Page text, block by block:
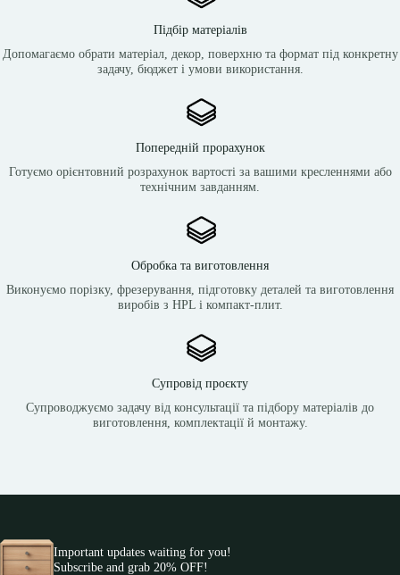
Підбір матеріалів
Допомагаємо обрати матеріал, декор, поверхню та формат під конкретну
задачу, бюджет і умови використання.
Попередній прорахунок
Готуємо орієнтовний розрахунок вартості за вашими кресленнями або
технічним завданням.
Обробка та виготовлення
Виконуємо порізку, фрезерування, підготовку деталей та виготовлення
виробів з HPL і компакт-плит.
Супровід проєкту
Супроводжуємо задачу від консультації та підбору матеріалів до
виготовлення, комплектації й монтажу.
Important updates waiting for you!
Subscribe and grab 20% OFF!